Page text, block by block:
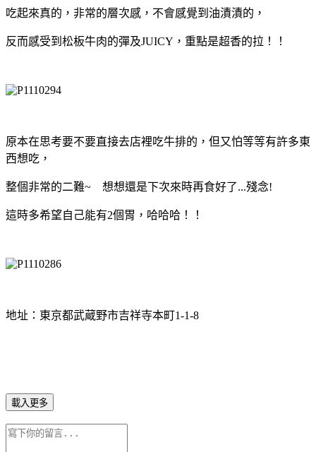
吃起來真的，非常的層次感，不會感覺到油漬漬的，
反而感受到松板牛肉的彈及JUICY，重點是超香的拉！！
原本在思考要不要直接去店裡吃牛排的，但又怕等等有許多東
西想吃，
整個非常的二難~ 想想還是下次來時再食好了...殘念!
這時多希望自己能有2個胃，哈哈哈！！
地址：東京都武蔵野市吉祥寺本町1-1-8
載入更多